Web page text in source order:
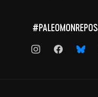
#PALEOMONREPOS
instagramfacebookbluesky